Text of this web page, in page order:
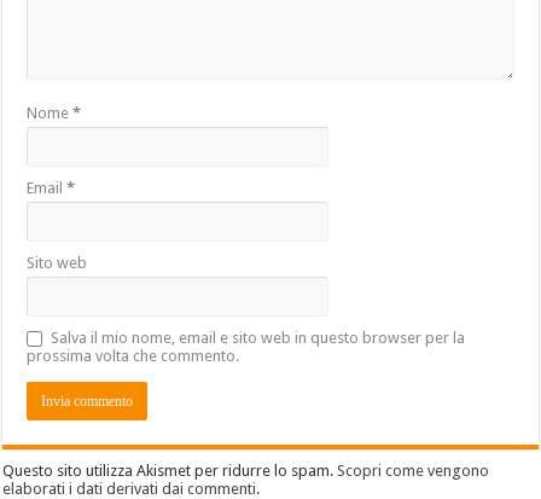
Nome*
Email*
Sito web
Salva il mio nome, email e sito web in questo browser per la
prossima volta che commento.
Questo sito utilizza Akismet per ridurre lo spam.Scopri come vengono
elaborati i dati derivati dai commenti.